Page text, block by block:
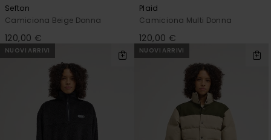
Sefton
Camiciona Beige Donna
120,00 €
Plaid
Camiciona Multi Donna
120,00 €
NUOVI ARRIVI NUOVI ARRIVI